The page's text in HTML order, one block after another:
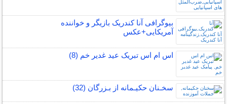
بیوگرافی آنا کندریک بازیگر و خواننده
آمریکایی+عکس
اس ام اس تبریک عید غدیر خم (8)
سخـنان حکیـمانه از بـزرگان (32)